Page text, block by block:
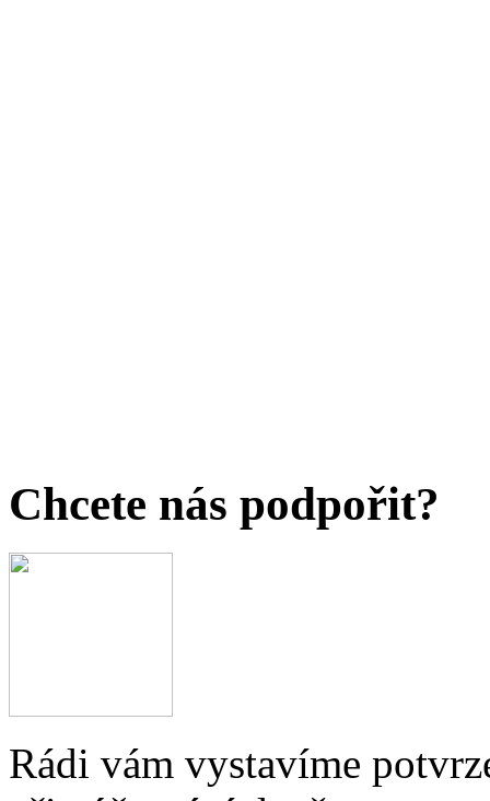
Chcete nás podpořit?
Rádi vám vystavíme